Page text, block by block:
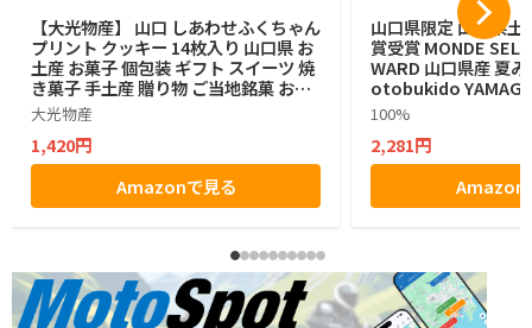
【大光物産】 山口 しあわせふくちゃん
プリント クッキー 14枚入り 山口県 お
土産 お菓子 個包装 ギフト スイーツ 焼
き菓子 手土産 贈り物 ご当地銘菓 お中
元 お歳暮
大光物産
1,420円
Amazonで見る
山口県限定 山口県土
賞受賞 MONDE
WARD 山口県産 夏
otobukido
n Langue De Chat
ラングドシャ チョコ
入り ラングドシャ
100%
2,281円
Amazon